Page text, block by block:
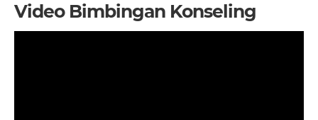
Video Bimbingan Konseling